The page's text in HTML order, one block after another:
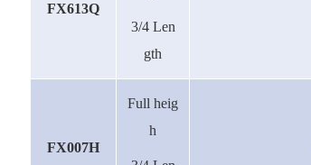
FX613Q
3/4 Len
gth
FX007H
Full heig
h